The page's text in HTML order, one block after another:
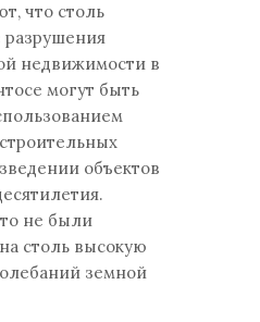
что столь
недвижимости в
могут быть
объектов
не были
столь высокую
земной